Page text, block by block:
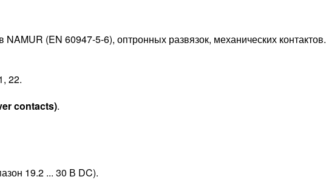
(EN 60947-5-6), оптронных развязок, механических контактов.
22.
contacts).
19.2 ... 30 В DC).